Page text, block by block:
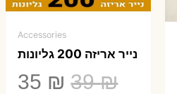
Accessories
נייר אריזה 200 גליונות
39₪
המחיר
35 ₪